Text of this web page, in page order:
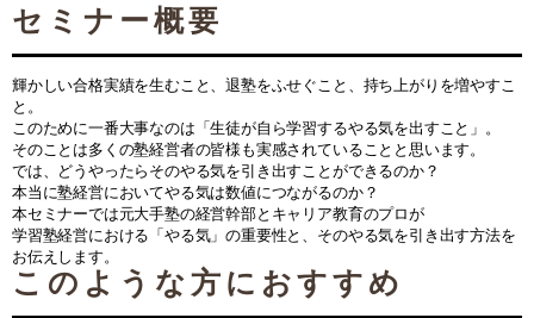
セミナー概要
輝かしい合格実績を生むこと、退塾をふせぐこと、持ち上がりを増やすこ
と。
このために一番大事なのは「生徒が自ら学習するやる気を出すこと」。
そのことは多くの塾経営者の皆様も実感されていることと思います。
では、どうやったらそのやる気を引き出すことができるのか？
本当に塾経営においてやる気は数値につながるのか？
本セミナーでは元大手塾の経営幹部とキャリア教育のプロが
学習塾経営における「やる気」の重要性と、そのやる気を引き出す方法を
お伝えします。
このような方におすすめ